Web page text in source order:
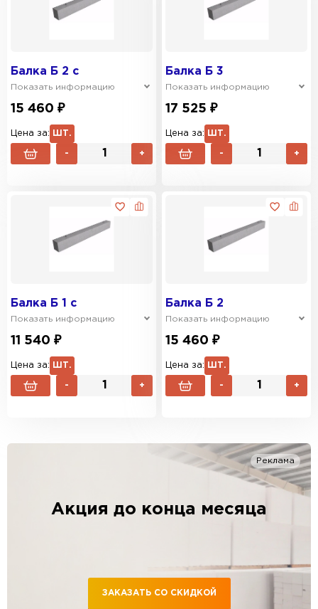
Балка Б 2 с
Показать информацию
15 460 ₽
Цена за: ШТ.
- +
Балка Б 3
Показать информацию
17 525 ₽
Цена за: ШТ.
- +
Балка Б 1 с
Показать информацию
11 540 ₽
Цена за: ШТ.
- +
Балка Б 2
Показать информацию
15 460 ₽
Цена за: ШТ.
- +
Реклама
Акция до конца месяца
ЗАКАЗАТЬ СО СКИДКОЙ